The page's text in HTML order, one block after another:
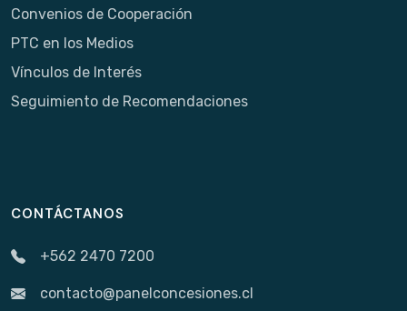
Convenios de Cooperación
PTC en los Medios
Vínculos de Interés
Seguimiento de Recomendaciones
CONTÁCTANOS
+562 2470 7200
contacto@panelconcesiones.cl